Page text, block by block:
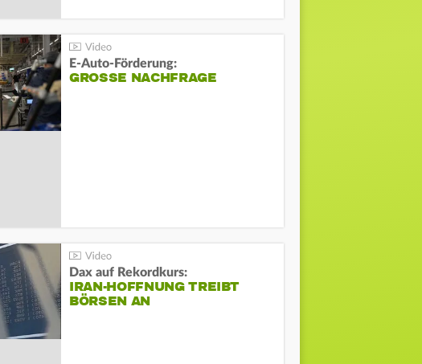
E-Auto-Förderung:
GROSSE NACHFRAGE
Dax auf Rekordkurs:
IRAN-HOFFNUNG TREIBT
BÖRSEN AN